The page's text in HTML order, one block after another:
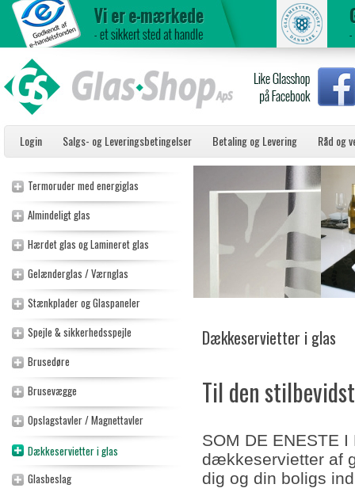
Login Salgs- og Leveringsbetingelser Betaling og Levering Råd og
Termoruder med energiglas
Almindeligt glas
Hærdet glas og Lamineret glas
Gelænderglas / Værnglas
Stænkplader og Glaspaneler
Spejle & sikkerhedsspejle
Brusedøre
Brusevægge
Opslagstavler / Magnettavler
Dækkeservietter i glas
Glasbeslag
Dækkeservietter i glas
Til den
SOM DE ENESTE
dækkeservietter af
dig og din boligs